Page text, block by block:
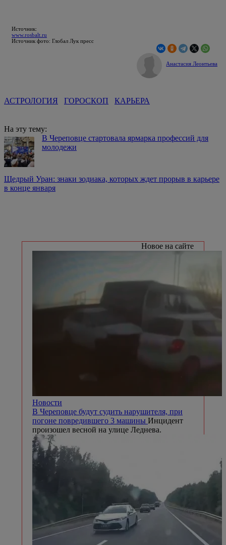
Источник:
www.rosbalt.ru
Источник фото: Глобал Лук пресс
Анастасия Леонтьева
АСТРОЛОГИЯ ГОРОСКОП КАРЬЕРА
На эту тему:
В Череповце стартовала ярмарка профессий для
молодежи
Щедрый Уран: знаки зодиака, которых ждет прорыв в карьере
в конце января
Новое на сайте
Новости
В Череповце будут судить нарушителя, при
погоне повредившего 3 машины Инцидент
произошел весной на улице Леднева.